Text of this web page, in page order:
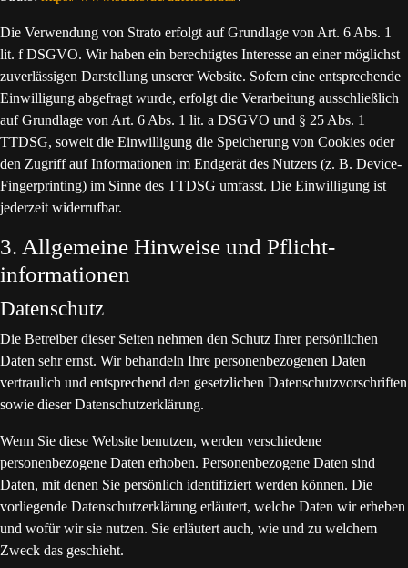
Die Verwendung von Strato erfolgt auf Grundlage von Art. 6 Abs. 1
lit. f DSGVO. Wir haben ein berechtigtes Interesse an einer möglichst
zuverlässigen Darstellung unserer Website. Sofern eine entsprechende
Einwilligung abgefragt wurde, erfolgt die Verarbeitung ausschließlich
auf Grundlage von Art. 6 Abs. 1 lit. a DSGVO und § 25 Abs. 1
TTDSG, soweit die Einwilligung die Speicherung von Cookies oder
den Zugriff auf Informationen im Endgerät des Nutzers (z. B. Device-
Fingerprinting) im Sinne des TTDSG umfasst. Die Einwilligung ist
jederzeit widerrufbar.
3. Allgemeine Hinweise und Pflicht­
informationen
Datenschutz
Die Betreiber dieser Seiten nehmen den Schutz Ihrer persönlichen
Daten sehr ernst. Wir behandeln Ihre personenbezogenen Daten
vertraulich und entsprechend den gesetzlichen Datenschutzvorschriften
sowie dieser Datenschutzerklärung.
Wenn Sie diese Website benutzen, werden verschiedene
personenbezogene Daten erhoben. Personenbezogene Daten sind
Daten, mit denen Sie persönlich identifiziert werden können. Die
vorliegende Datenschutzerklärung erläutert, welche Daten wir erheben
und wofür wir sie nutzen. Sie erläutert auch, wie und zu welchem
Zweck das geschieht.